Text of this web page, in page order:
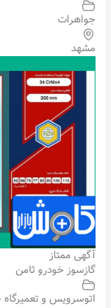
جواهرات
مشهد
آگهی ممتاز
گازسوز خودرو ثامن
اتوسرویس و تعمیرگاه